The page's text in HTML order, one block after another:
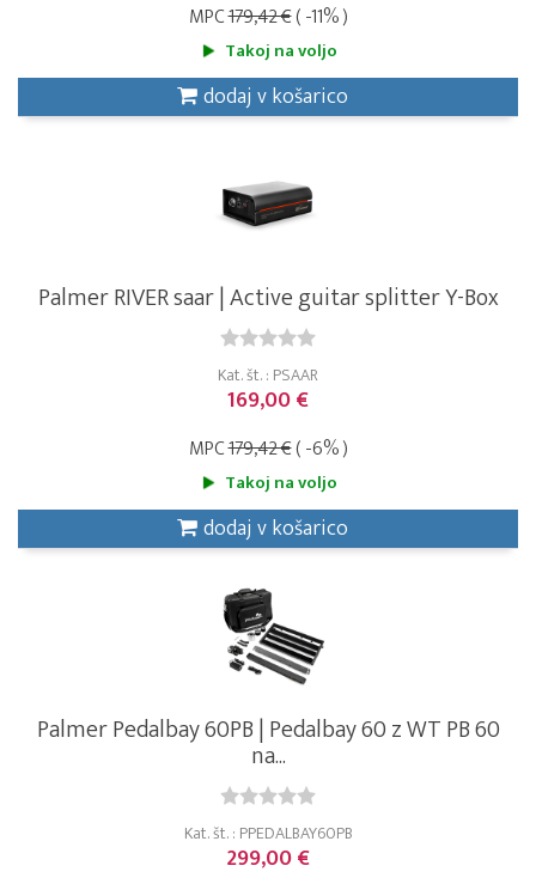
MPC179,42 €( -11% )
Takoj na voljo
dodaj v košarico
Palmer RIVER saar | Active guitar splitter Y-Box
Kat. št. : PSAAR
169,00 €
MPC179,42 €( -6% )
Takoj na voljo
dodaj v košarico
Palmer Pedalbay 60PB | Pedalbay 60 z WT PB 60
na...
Kat. št. : PPEDALBAY60PB
299,00 €